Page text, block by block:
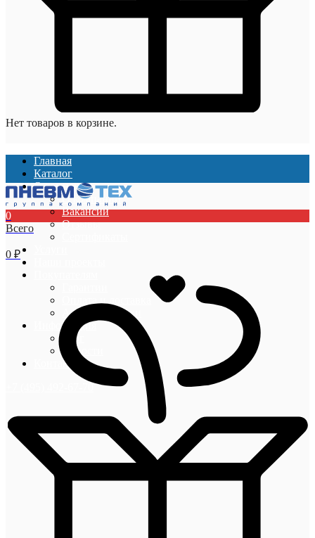
Нет товаров в корзине.
Главная
Каталог
О компании
О компании
Вакансии
Отзывы
Акции и скидки
Информация
Блог
Новости
Контакты
0
Всего
0 ₽